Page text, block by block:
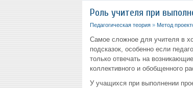
Роль учителя при
Педагогическая теория» Метод
Самое сложное для учителя в
подсказок, особенно если
только отвечать на
коллективного и обобщенного
У учащихся при выполнении